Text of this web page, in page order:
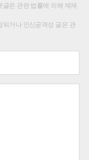
은 관련 법률에 의해 제재
되거나 인신공격성 글은 관